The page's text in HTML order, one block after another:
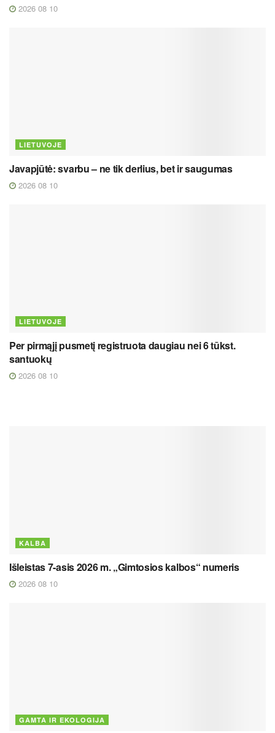
2026 08 10
LIETUVOJE
Javapjūtė: svarbu – ne tik derlius, bet ir saugumas
2026 08 10
LIETUVOJE
Per pirmąjį pusmetį registruota daugiau nei 6 tūkst.
santuokų
2026 08 10
KALBA
Išleistas 7-asis 2026 m. „Gimtosios kalbos“ numeris
2026 08 10
GAMTA IR EKOLOGIJA